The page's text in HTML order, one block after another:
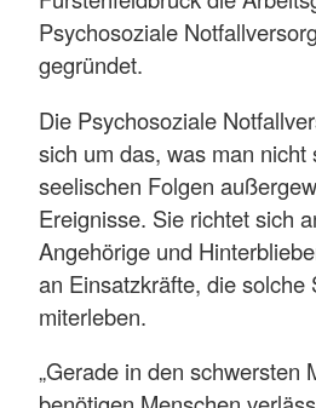
Psychosoziale
gegründet.
Die Psychosoziale
sich um das, was man nicht
seelischen Folgen
Ereignisse. Sie richtet sich
Angehörige und
an Einsatzkräfte, die solche
miterleben.
„Gerade in den schwersten